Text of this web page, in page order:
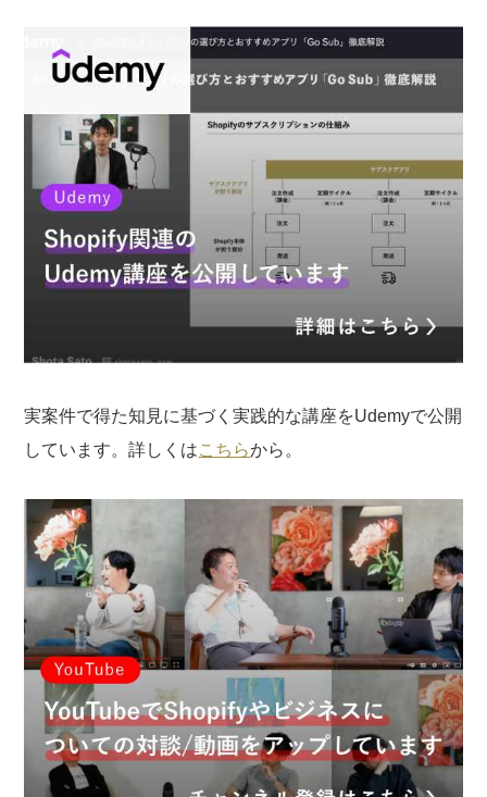
実案件で得た知見に基づく実践的な講座をUdemyで公開
しています。詳しくはこちらから。